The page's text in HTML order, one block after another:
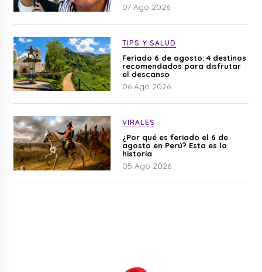
07 Ago 2026
TIPS Y SALUD
Feriado 6 de agosto: 4 destinos
recomendados para disfrutar
el descanso
06 Ago 2026
VIRALES
¿Por qué es feriado el 6 de
agosto en Perú? Esta es la
historia
05 Ago 2026